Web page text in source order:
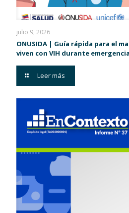
julio 9, 2026
ONUSIDA | Guía rápida para el
viven con VIH durante
Leer más